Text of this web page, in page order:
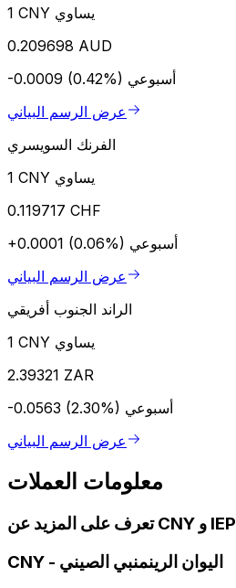
1 CNY يساوي
0.209698 AUD
-0.0009 (0.42%) أسبوعي
عرض الرسم البياني
الفرنك السويسري
1 CNY يساوي
0.119717 CHF
+0.0001 (0.06%) أسبوعي
عرض الرسم البياني
الراند الجنوب أفريقي
1 CNY يساوي
2.39321 ZAR
-0.0563 (2.30%) أسبوعي
عرض الرسم البياني
معلومات العملات
تعرف على المزيد عن CNY و IEP
CNY - اليوان الرينمنبي الصيني